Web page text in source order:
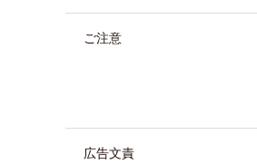
ご注意
広告文責